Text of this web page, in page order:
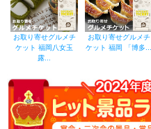
お取り寄せグルメチ
ケット 福岡八女玉
露...
お取り寄せグルメチ
ケット 福岡 「博多...